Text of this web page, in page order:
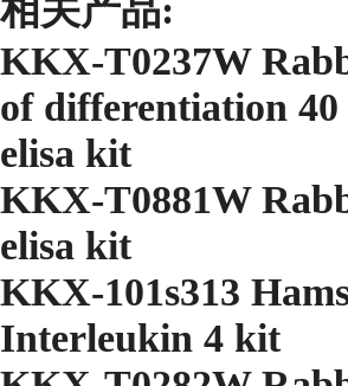
相关产品:
KKX-T0237W
of differentiation
elisa kit
KKX-T0881W
elisa kit
KKX-101s313
Interleukin 4 kit